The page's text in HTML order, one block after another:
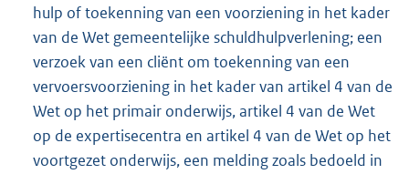
hulp of toekenning van een voorziening in het kader
van de Wet gemeentelijke schuldhulpverlening; een
verzoek van een cliënt om toekenning van een
vervoersvoorziening in het kader van artikel 4 van de
Wet op het primair onderwijs, artikel 4 van de Wet
op de expertisecentra en artikel 4 van de Wet op het
voortgezet onderwijs, een melding zoals bedoeld in